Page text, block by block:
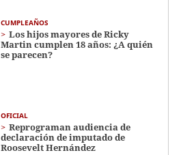
CUMPLEAÑOS
Los hijos mayores de Ricky
Martin cumplen 18 años: ¿A quién
se parecen?
OFICIAL
Reprograman audiencia de
declaración de imputado de
Roosevelt Hernández